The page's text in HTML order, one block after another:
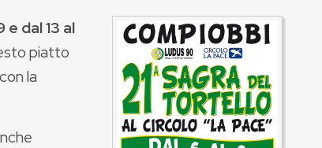
e dal 13 al
piatto
la